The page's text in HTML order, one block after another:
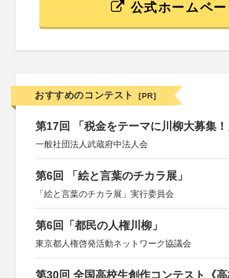
公式ホームペー
おすすめのコンテスト [PR]
第17回 「税金をテーマに川柳大募集！
一般社団法人武蔵府中法人会
第6回 「絵と言葉のチカラ展」
「絵と言葉のチカラ展」実行委員会
第6回「都民の人権川柳」
東京都人権啓発活動ネットワーク協議会
第30回 全国高校生創作コンテスト《